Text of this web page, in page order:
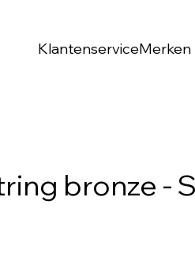
KlantenserviceMerken
bronze -